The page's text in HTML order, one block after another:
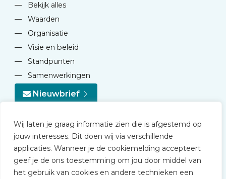
Wij laten je graag informatie zien die is afgestemd op
jouw interesses. Dit doen wij via verschillende
applicaties. Wanneer je de cookiemelding accepteert
geef je de ons toestemming om jou door middel van
het gebruik van cookies en andere technieken een
—
Bekijk alles
—
Waarden
—
Organisatie
—
Visie en beleid
—
Standpunten
—
Samenwerkingen
Nieuwbrief
© 2026 NVD
Privacy statement